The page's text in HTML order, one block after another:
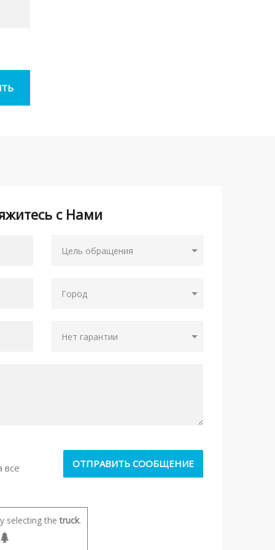
с Нами
все
selecting the truck.